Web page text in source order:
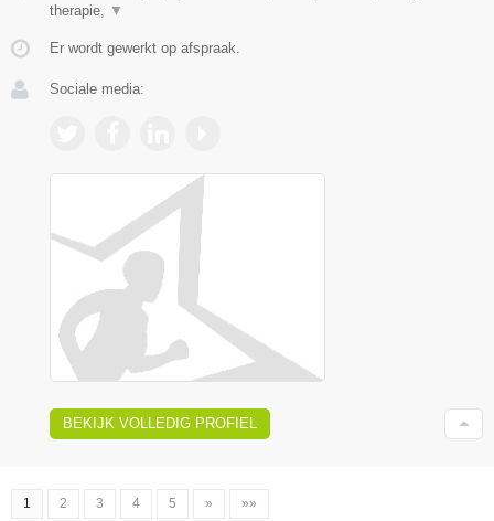
therapie,
▼
Er wordt gewerkt op afspraak.
Sociale media:
BEKIJK VOLLEDIG PROFIEL
1 2 3 4 5 » »»